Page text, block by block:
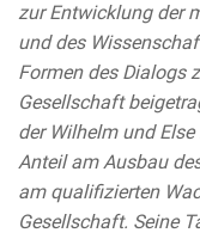
zur Entwicklung der
und des
Formen des Dialogs
Gesellschaft
der Wilhelm und
Anteil am Ausbau
am qualifizierten
Gesellschaft. Seine